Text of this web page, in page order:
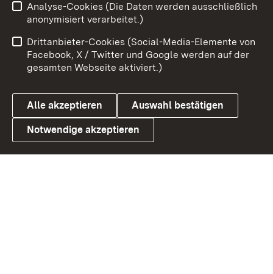
Link zum Landesportal
Benutzungshinweise
Barrierefreiheit
Datenschutz
Cookies
Analyse-Cookies (Die Daten werden ausschließlich
anonymisiert verarbeitet.)
Drittanbieter-Cookies (Social-Media-Elemente von
Facebook, X / Twitter und Google werden auf der
gesamten Webseite aktiviert.)
Alle akzeptieren Auswahl bestätigen
Notwendige akzeptieren